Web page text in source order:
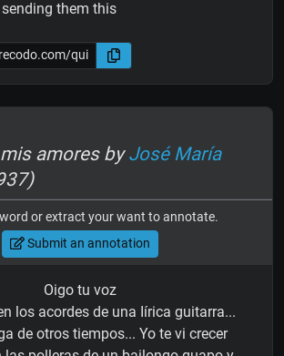
them this
amores byJosé María
or extract your want to annotate.
Submit an annotation
Oigo tu voz
los acordes de una Iírica guitarra...
de otros tiempos... Yo te vi crecer